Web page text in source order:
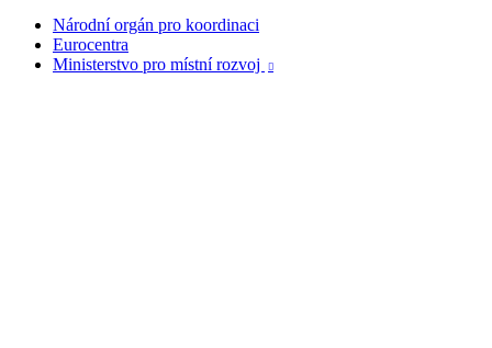
Národní orgán pro koordinaci
Eurocentra
Ministerstvo pro místní rozvoj
